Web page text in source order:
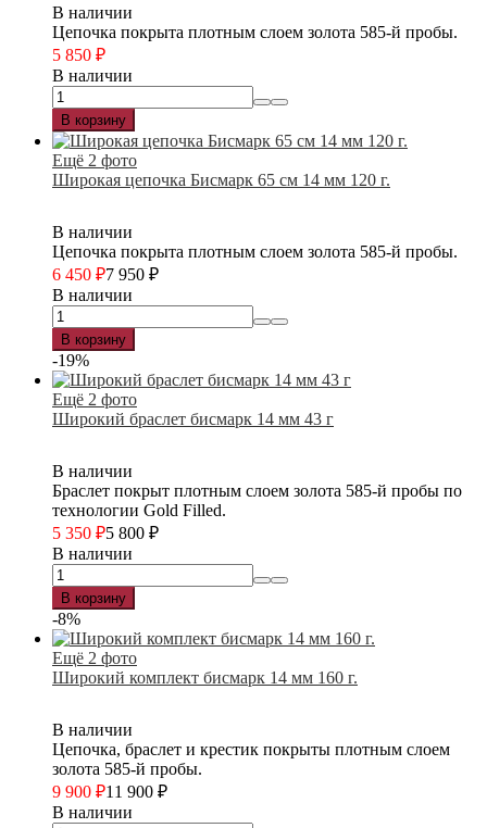
В наличии
Цепочка покрыта плотным слоем золота 585-й пробы.
5 850 ₽
В наличии
В корзину
Ещё 2 фото
Широкая цепочка Бисмарк 65 см 14 мм 120 г.
В наличии
Цепочка покрыта плотным слоем золота 585-й пробы.
6 450 ₽7 950 ₽
В наличии
В корзину
-19%
Ещё 2 фото
Широкий браслет бисмарк 14 мм 43 г
В наличии
Браслет покрыт плотным слоем золота 585-й пробы по
технологии Gold Filled.
5 350 ₽5 800 ₽
В наличии
В корзину
-8%
Ещё 2 фото
Широкий комплект бисмарк 14 мм 160 г.
В наличии
Цепочка, браслет и крестик покрыты плотным слоем
золота 585-й пробы.
9 900 ₽11 900 ₽
В наличии